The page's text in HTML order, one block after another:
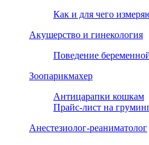
Как и для чего
Акушерство и гинекология
Поведение
Зоопарикмахер
Антицарапки кошкам
Прайс-лист на
Анестезиолог-реаниматолог